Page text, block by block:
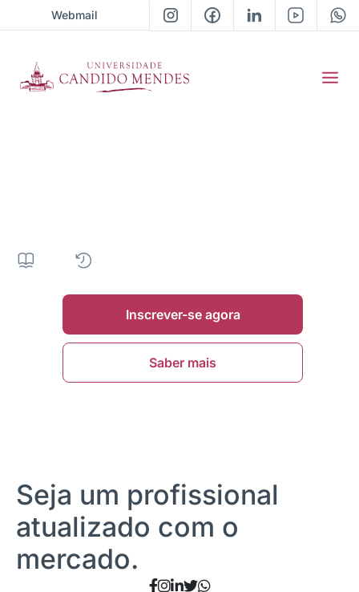
Webmail
Inscrever-se agora
Saber mais
Seja um profissional
atualizado com o
mercado.